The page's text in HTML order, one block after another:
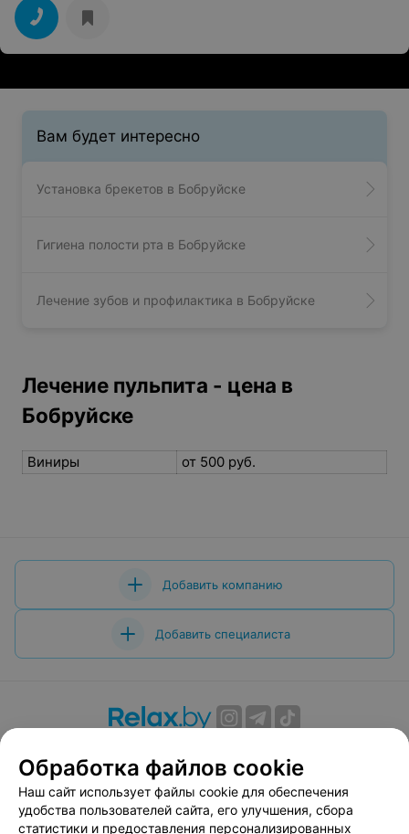
Вам будет интересно
Гигиена полости рта в Бобруйске
Лечение пульпита - цена в
Бобруйске
Виниры от 500 руб.
Обработка файлов cookie
Наш сайт использует файлы cookie для обеспечения
удобства пользователей сайта, его улучшения, сбора
статистики и предоставления персонализированных